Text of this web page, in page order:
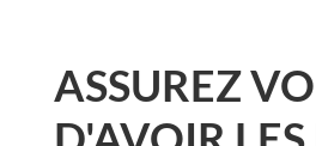
ASSUREZ